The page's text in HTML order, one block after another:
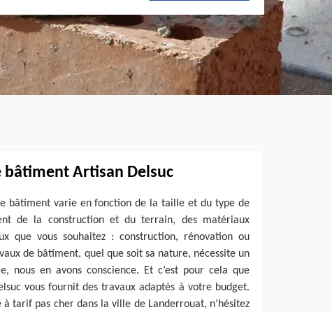
bâtiment Artisan Delsuc
bâtiment varie en fonction de la taille et du type de
de la construction et du terrain, des matériaux
que vous souhaitez : construction, rénovation ou
de bâtiment, quel que soit sa nature, nécessite un
nous en avons conscience. Et c’est pour cela que
vous fournit des travaux adaptés à votre budget.
tarif pas cher dans la ville de Landerrouat, n’hésitez